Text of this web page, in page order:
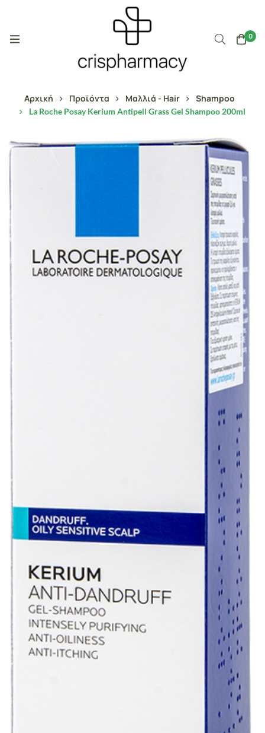
0
Αρχική Προϊόντα Μαλλιά - Hair Shampoo
La Roche Posay Kerium Antipell Grass Gel Shampoo 200ml